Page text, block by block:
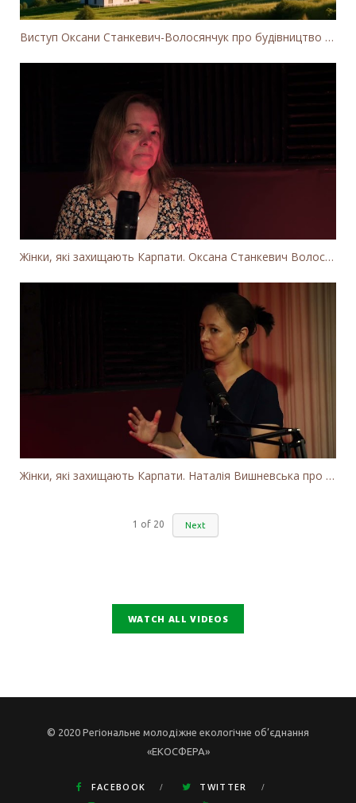
Виступ Оксани Станкевич-Волосянчук про будівництво вітропарків у Закарпатській області
Жінки, які захищають Карпати. Оксана Станкевич Волосянчук про вітряки на високогір'ї Карпат
Жінки, які захищають Карпати. Наталія Вишневська про вітряки в Закарпатті та участь громадськості
1 of 20 Next
WATCH ALL VIDEOS
© 2020 Регіональне молодіжне екологічне об’єднання
«ЕКОСФЕРА»
FACEBOOK
TWITTER